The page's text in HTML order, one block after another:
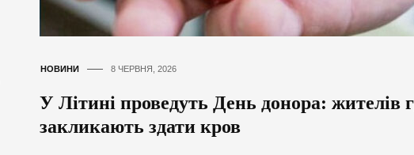
НОВИНИ 8 ЧЕРВНЯ, 2026
У Літині проведуть День донора: жителів
закликають здати кров